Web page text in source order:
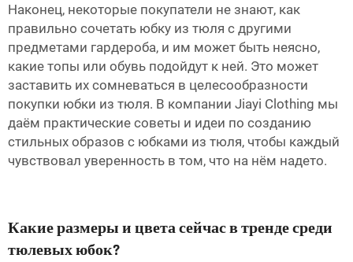
Наконец, некоторые покупатели не знают, как
правильно сочетать юбку из тюля с другими
предметами гардероба, и им может быть неясно,
какие топы или обувь подойдут к ней. Это может
заставить их сомневаться в целесообразности
покупки юбки из тюля. В компании Jiayi Clothing мы
даём практические советы и идеи по созданию
стильных образов с юбками из тюля, чтобы каждый
чувствовал уверенность в том, что на нём надето.
Какие размеры и цвета сейчас в тренде среди
тюлевых юбок?